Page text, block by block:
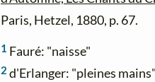
Paris, Hetzel, 1880, p. 67.
1 Fauré: "naisse"
2 d'Erlanger: "pleines mains"